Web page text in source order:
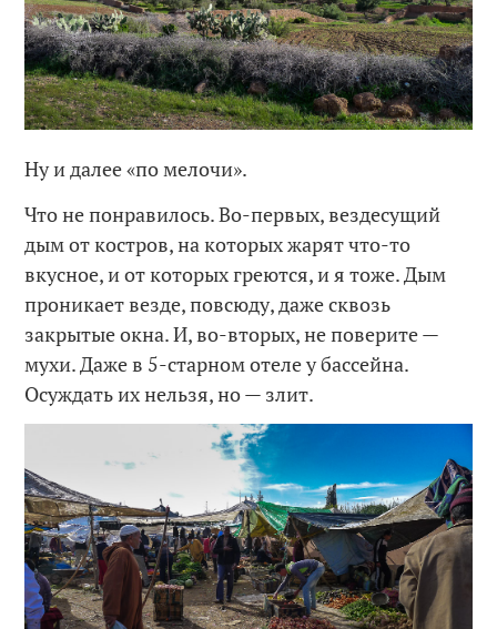
Ну и далее «по мелочи».
Что не понравилось. Во-первых, вездесущий
дым от костров, на которых жарят что-то
вкусное, и от которых греются, и я тоже. Дым
проникает везде, повсюду, даже сквозь
закрытые окна. И, во-вторых, не поверите —
мухи. Даже в 5-старном отеле у бассейна.
Осуждать их нельзя, но — злит.